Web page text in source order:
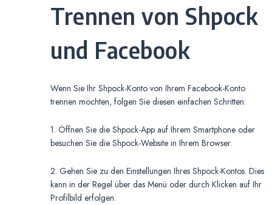
Trennen von Shpock
und Facebook
Wenn Sie Ihr Shpock-Konto von Ihrem Facebook-Konto
trennen möchten, folgen Sie diesen einfachen Schritten:
1. Öffnen Sie die Shpock-App auf Ihrem Smartphone oder
besuchen Sie die Shpock-Website in Ihrem Browser.
2. Gehen Sie zu den Einstellungen Ihres Shpock-Kontos. Dies
kann in der Regel über das Menü oder durch Klicken auf Ihr
Profilbild erfolgen.